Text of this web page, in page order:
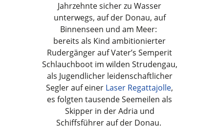
Jahrzehnte sicher zu Wasser
unterwegs, auf der Donau, auf
Binnenseen und am Meer:
bereits als Kind ambitionierter
Rudergänger auf Vater’s Semperit
Schlauchboot im wilden Strudengau,
als Jugendlicher leidenschaftlicher
Segler auf einer Laser Regattajolle,
es folgten tausende Seemeilen als
Skipper in der Adria und
Schiffsführer auf der Donau.